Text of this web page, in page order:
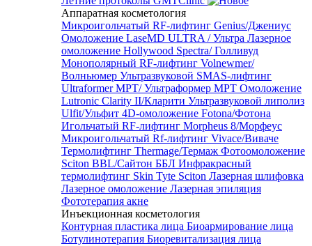
Аппаратная косметология
Микроигольчатый RF-лифтинг Genius/Джениус
Омоложение LaseMD ULTRA / Ультра Лазерное
омоложение Hollywood Spectra/ Голливуд
Монополярный RF-лифтинг Volnewmer/
Волньюмер Ультразвуковой SMAS-лифтинг
Ultraformer MPT/ Ультраформер MPT Омоложение
Lutronic Clarity II/Кларити Ультразвуковой липолиз
Ulfit/Ульфит 4D-омоложение Fotona/Фотона
Игольчатый RF-лифтинг Morpheus 8/Морфеус
Микроигольчатый Rf-лифтинг Vivace/Виваче
Термолифтинг Thermage/Термаж Фотоомоложение
Sciton BBL/Сайтон ББЛ Инфракрасный
термолифтинг Skin Tyte Sciton Лазерная шлифовка
Лазерное омоложение Лазерная эпиляция
Фототерапия акне
Инъекционная косметология
Контурная пластика лица Биоармирование лица
Ботулинотерапия Биоревитализация лица